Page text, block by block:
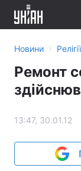
Новини › Релігії
Ремонт
13:47, 30.01.12